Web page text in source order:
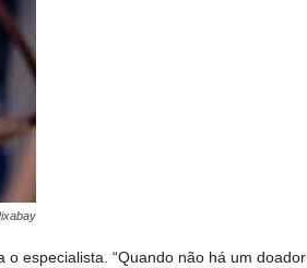
especialista. “Quando não há um doador